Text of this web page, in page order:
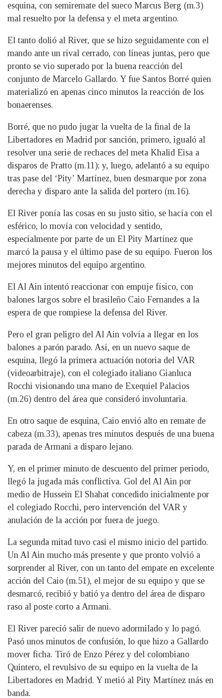
esquina, con semiremate del sueco Marcus Berg (m.3)
mal resuelto por la defensa y el meta argentino.
El tanto dolió al River, que se hizo seguidamente con el
mando ante un rival cerrado, con líneas juntas, pero que
pronto se vio superado por la buena reacción del
conjunto de Marcelo Gallardo. Y fue Santos Borré quien
materializó en apenas cinco minutos la reacción de los
bonaerenses.
Borré, que no pudo jugar la vuelta de la final de la
Libertadores en Madrid por sanción, primero, igualó al
resolver una serie de rechaces del meta Khalid Eisa a
disparos de Pratto (m.11); y, luego, adelantó a su equipo
tras pase del ‘Pity’ Martínez, buen desmarque por zona
derecha y disparo ante la salida del portero (m.16).
El River ponía las cosas en su justo sitio, se hacía con el
esférico, lo movía con velocidad y sentido,
especialmente por parte de un El Pity Martínez que
marcó la pausa y el último pase de su equipo. Fueron los
mejores minutos del equipo argentino.
El Al Ain intentó reaccionar con empuje físico, con
balones largos sobre el brasileño Caio Fernandes a la
espera de que rompiese la defensa del River.
Pero el gran peligro del Al Ain volvía a llegar en los
balones a parón parado. Así, en un nuevo saque de
esquina, llegó la primera actuación notoria del VAR
(videoarbitraje), con el colegiado italiano Gianluca
Rocchi visionando una mano de Exequiel Palacios
(m.26) dentro del área que consideró involuntaria.
En otro saque de esquina, Caio envió alto en remate de
cabeza (m.33), apenas tres minutos después de una buena
parada de Armani a disparo lejano.
Y, en el primer minuto de descuento del primer periodo,
llegó la jugada más conflictiva. Gol del Al Ain por
medio de Hussein El Shahat concedido inicialmente por
el colegiado Rocchi, pero intervención del VAR y
anulación de la acción por fuera de juego.
La segunda mitad tuvo casi el mismo inicio del partido.
Un Al Ain mucho más presente y que pronto volvió a
sorprender al River, con un tanto del empate en excelente
acción del Caio (m.51), el mejor de su equipo y que se
desmarcó, recibió y batió ya dentro del área de disparo
raso al poste corto a Armani.
El River pareció salir de nuevo adormilado y lo pagó.
Pasó unos minutos de confusión, lo que hizo a Gallardo
mover ficha. Tiró de Enzo Pérez y del colombiano
Quintero, el revulsivo de su equipo en la vuelta de la
Libertadores en Madrid. Y metió al Pity Martínez más en
banda.